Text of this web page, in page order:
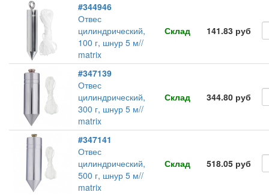
#344946
Отвес
цилиндрический,
100 г, шнур 5 м//
matrix
Склад 141.83 руб
#347139
Отвес
цилиндрический,
300 г, шнур 5 м//
matrix
Склад 344.80 руб
#347141
Отвес
цилиндрический,
500 г, шнур 5 м//
matrix
Склад 518.05 руб